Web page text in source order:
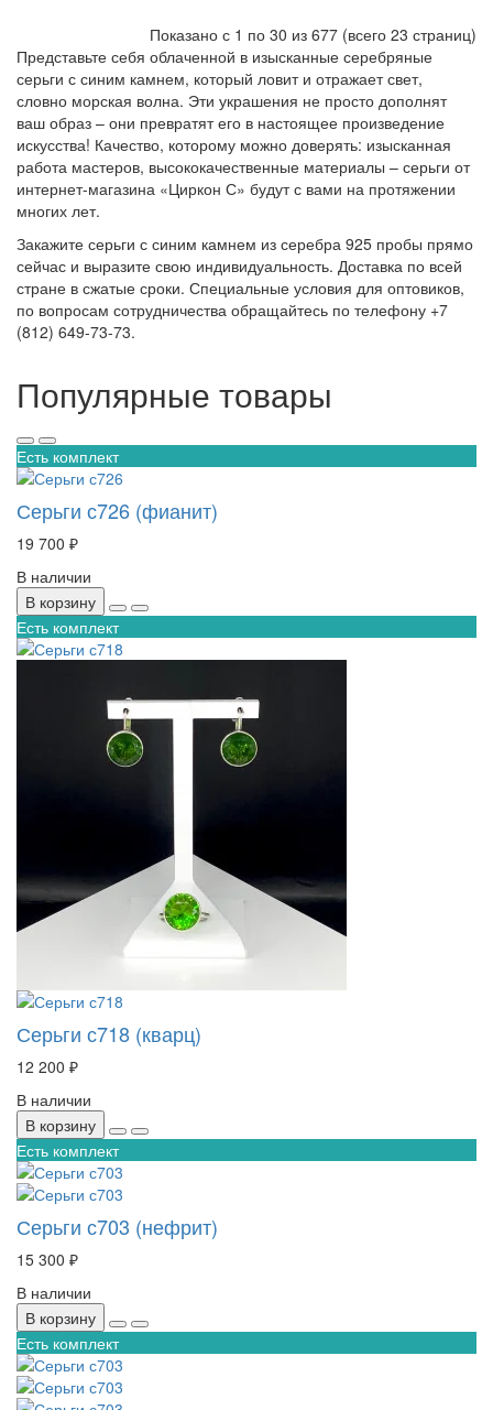
Показано с 1 по 30 из 677 (всего 23 страниц)
Представьте себя облаченной в изысканные серебряные
серьги с синим камнем, который ловит и отражает свет,
словно морская волна. Эти украшения не просто дополнят
ваш образ – они превратят его в настоящее произведение
искусства! Качество, которому можно доверять: изысканная
работа мастеров, высококачественные материалы – серьги от
интернет-магазина «Циркон С» будут с вами на протяжении
многих лет.
Закажите серьги с синим камнем из серебра 925 пробы прямо
сейчас и выразите свою индивидуальность. Доставка по всей
стране в сжатые сроки. Специальные условия для оптовиков,
по вопросам сотрудничества обращайтесь по телефону +7
(812) 649-73-73.
Популярные товары
Есть комплект
Серьги с726 (фианит)
19 700 ₽
В наличии
В корзину
Есть комплект
Серьги с718 (кварц)
12 200 ₽
В наличии
В корзину
Есть комплект
Серьги с703 (нефрит)
15 300 ₽
В наличии
В корзину
Есть комплект